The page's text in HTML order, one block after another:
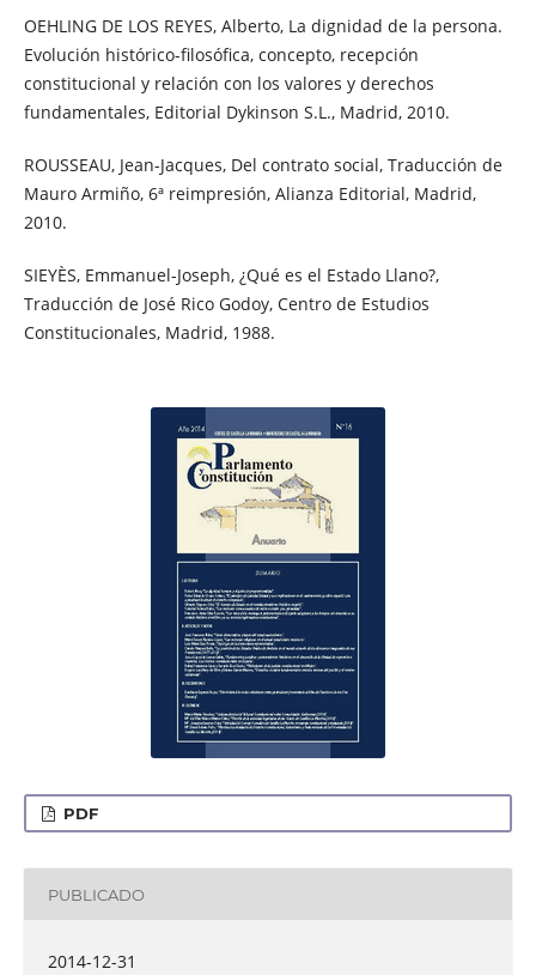
OEHLING DE LOS REYES, Alberto, La dignidad de la persona.
Evolución histórico-filosófica, concepto, recepción
constitucional y relación con los valores y derechos
fundamentales, Editorial Dykinson S.L., Madrid, 2010.
ROUSSEAU, Jean-Jacques, Del contrato social, Traducción de
Mauro Armiño, 6ª reimpresión, Alianza Editorial, Madrid,
2010.
SIEYÈS, Emmanuel-Joseph, ¿Qué es el Estado Llano?,
Traducción de José Rico Godoy, Centro de Estudios
Constitucionales, Madrid, 1988.
PDF
PUBLICADO
2014-12-31